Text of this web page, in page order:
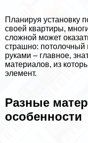
Планируя установку
своей квартиры,
сложной может
страшно: потолочный
руками – главное,
материалов, из
элемент.
Разные
особенности